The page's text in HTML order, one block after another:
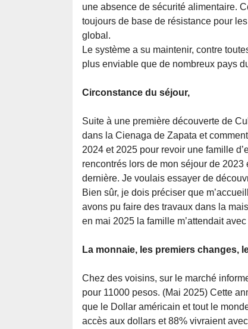
une absence de sécurité alimentaire.
toujours de base de résistance pour
global.
Le système a su maintenir, contre
plus enviable que de nombreux pays
Circonstance du séjour,
Suite à une première découverte de
dans la Cienaga de Zapata et
2024 et 2025 pour revoir une famille
rencontrés lors de mon séjour de 2023
dernière. Je voulais essayer de
Bien sûr, je dois préciser que
avons pu faire des travaux dans la
en mai 2025 la famille m’attendait
La monnaie, les premiers changes,
Chez des voisins, sur le marché
pour 11000 pesos. (Mai 2025) Cette
que le Dollar américain et tout le
accès aux dollars et 88% vivraient